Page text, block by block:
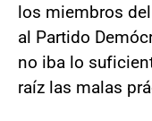
los miembros
al Partido
no iba lo
raíz las malas